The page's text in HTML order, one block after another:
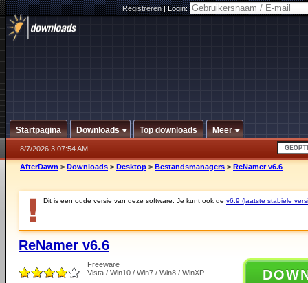
Registreren|Login:
Startpagina Downloads Top downloads Meer
8/7/2026 3:07:54 AM
AfterDawn > Downloads > Desktop > Bestandsmanagers > ReNamer v6.6
Dit is een oude versie van deze software. Je kunt ook de v6.9 (laatste stabiele
ReNamer v6.6
Freeware
Vista / Win10 / Win7 / Win8 / WinXP